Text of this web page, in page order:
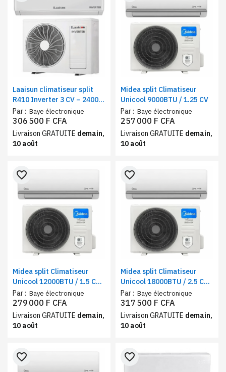
Laaisun climatiseur split
R410 Inverter 3 CV – 24000
BTU, Blanc – A+++
Par : Baye électronique
306 500 F CFA
Livraison GRATUITE demain,
10 août
Midea split Climatiseur
Unicool 9000BTU / 1.25 CV
Par : Baye électronique
257 000 F CFA
Livraison GRATUITE demain,
10 août
Midea split Climatiseur
Unicool 12000BTU / 1.5 CV
New inverter, mode Eco
Par : Baye électronique
favorite_border
279 000 F CFA
Livraison GRATUITE demain,
10 août
Midea split Climatiseur
Unicool 18000BTU / 2.5 CV |
New inverter, mode Eco
Par : Baye électronique
favorite_border
317 500 F CFA
Livraison GRATUITE demain,
10 août
favorite_border favorite_border